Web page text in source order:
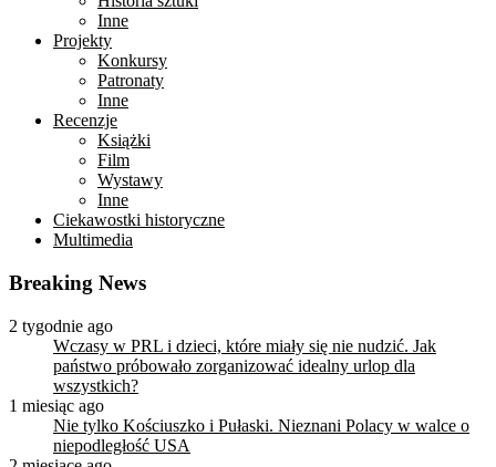
Inne
Projekty
Konkursy
Patronaty
Inne
Recenzje
Książki
Film
Wystawy
Inne
Ciekawostki historyczne
Multimedia
Breaking News
2 tygodnie ago
Wczasy w PRL i dzieci, które miały się nie nudzić. Jak
państwo próbowało zorganizować idealny urlop dla
wszystkich?
1 miesiąc ago
Nie tylko Kościuszko i Pułaski. Nieznani Polacy w walce o
niepodległość USA